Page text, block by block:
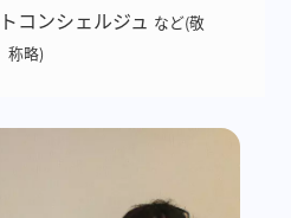
コンシェルジュ など(敬
称略)